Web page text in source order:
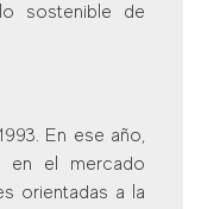
sostenible de
En ese año,
en el mercado
orientadas a la